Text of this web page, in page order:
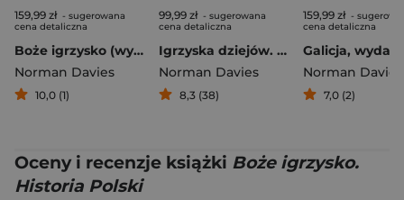
159,99 zł - sugerowana
cena detaliczna
Boże igrzysko (wyd. 2026 - nowa okładka)
Norman Davies
10,0 (1)
99,99 zł - sugerowana
cena detaliczna
Igrzyska dziejów. Zapasy historyka z historią
Norman Davies
8,3 (38)
159,99 zł -
cena detaliczna
Norman Davies
7,0 (2)
Oceny i recenzje książki Boże igrzysko.
Historia Polski